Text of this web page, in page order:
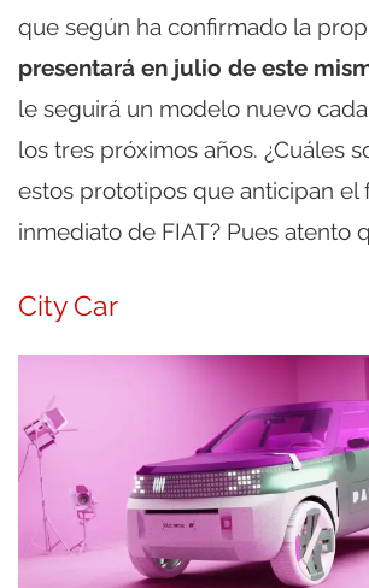
que según ha confirmado la
presentará en julio de este
le seguirá un modelo nuevo
los tres próximos años. ¿Cuáles
estos prototipos que anticipan el
inmediato de FIAT? Pues atento
City Car